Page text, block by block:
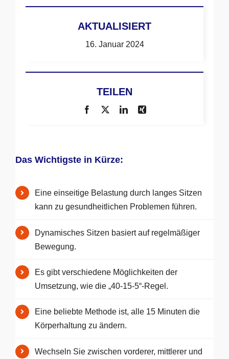
AKTUALISIERT
16. Januar 2024
TEILEN
Das Wichtigste in Kürze:
Eine einseitige Belastung durch langes Sitzen
kann zu gesundheitlichen Problemen führen.
Dynamisches Sitzen basiert auf regelmäßiger
Bewegung.
Es gibt verschiedene Möglichkeiten der
Umsetzung, wie die „40-15-5“-Regel.
Eine beliebte Methode ist, alle 15 Minuten die
Körperhaltung zu ändern.
Wechseln Sie zwischen vorderer, mittlerer und